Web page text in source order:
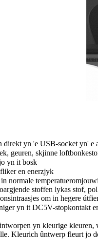
yn 'e USB-socket yn' e
geuren, skjinne
yn it bosk
en enerzjyk
stoffen lykas stof,
om in hegere
yn it DC5V-stopkontakt
yn kleurige kleuren,
Kleurich ûntwerp fleurt jo